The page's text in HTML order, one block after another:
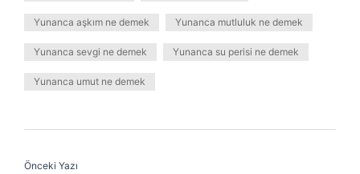
Yunanca aşkım ne demek Yunanca mutluluk ne demek
Yunanca sevgi ne demek Yunanca su perisi ne demek
Yunanca umut ne demek
Önceki Yazı